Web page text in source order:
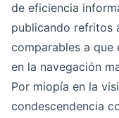
de eficiencia
publicando refritos
comparables a que
en la navegación
Por miopía en la
condescendencia